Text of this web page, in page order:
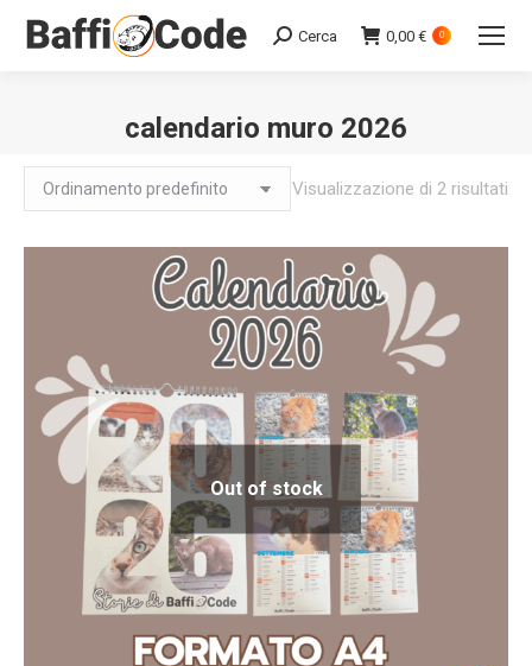
Search:
Cerca 0,00 € 0
calendario muro 2026
Visualizzazione di 2 risultati
Out of stock